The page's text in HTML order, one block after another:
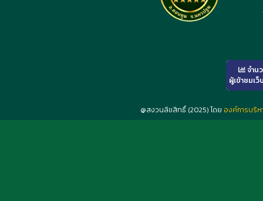
จำน
ผู้เข้าชมเว็
@สงวนลิขสิทธิ์ (2025) โดย องค์การบริ